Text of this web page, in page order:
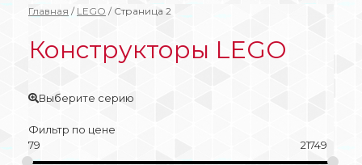
Главная / LEGO / Страница 2
Конструкторы LEGO
Выберите серию
Фильтр по цене
79
21749